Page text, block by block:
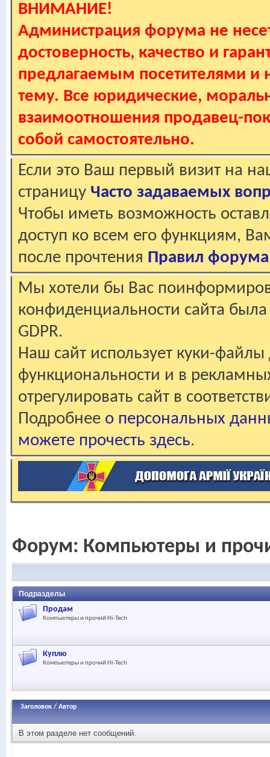
ВНИМАНИЕ!
Администрация форума не
достоверность, качество и
предлагаемым посетителями и
тему. Все юридические,
взаимоотношения продавец-
собой самостоятельно.
Если это Ваш первый визит на
страницу Часто задаваемых
Чтобы иметь возможность
доступ ко всем его функциям,
после прочтения Правил форума
Мы хотели бы Вас
конфиденциальности сайта
GDPR.
Наш сайт использует куки-файлы
функциональности и в
отрегулировать сайт в
Подробнее о персональных
можете прочесть здесь.
Форум: Компьютеры и
Подразделы
Продам
Компьютеры и прочий Hi-Tech
Куплю
Компьютеры и прочий Hi-Tech
Заголовок / Автор
В этом разделе нет сообщений.